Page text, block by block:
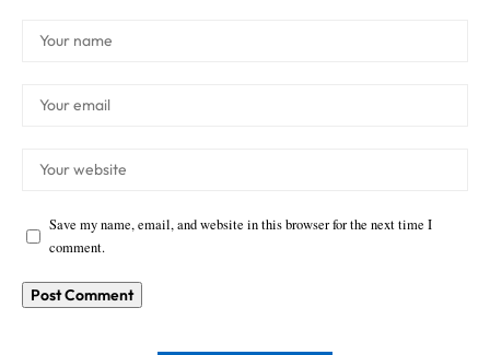
Save my name, email, and website in this browser for the next time I
comment.